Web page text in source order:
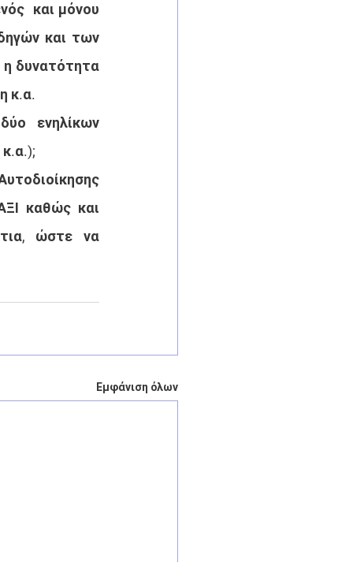
και μόνου
και των
η δυνατότητα
κ.α.
ενηλίκων
καθώς και
ώστε να
Εμφάνιση όλων